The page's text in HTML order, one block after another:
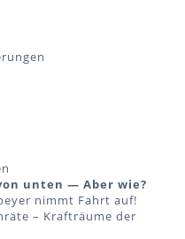
unten — Aber wie?
nimmt Fahrt auf!
– Krafträume der